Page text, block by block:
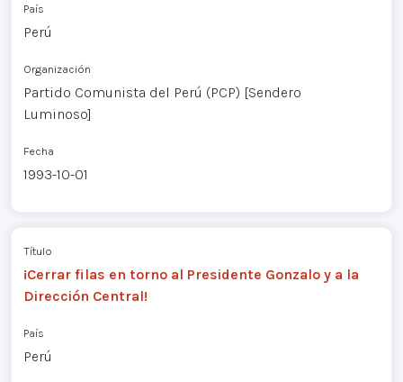
País
Perú
Organización
Partido Comunista del Perú (PCP) [Sendero
Luminoso]
Fecha
1993-10-01
Título
¡Cerrar filas en torno al Presidente Gonzalo y a la
Dirección Central!
País
Perú